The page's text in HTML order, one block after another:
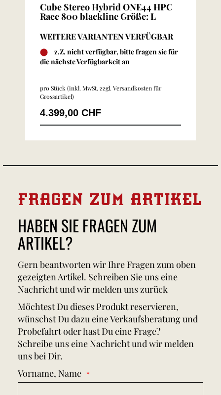
Cube Stereo Hybrid ONE44 HPC
Race 800 blackline Größe: L
WEITERE VARIANTEN VERFÜGBAR
z.Z. nicht verfügbar, bitte fragen sie für
die nächste Verfügbarkeit an
pro Stück (inkl. MwSt. zzgl. Versandkosten für
Grossartikel)
4.399,00 CHF
FRAGEN ZUM ARTIKEL
HABEN SIE FRAGEN ZUM
ARTIKEL?
Gern beantworten wir Ihre Fragen zum oben
gezeigten Artikel. Schreiben Sie uns eine
Nachricht und wir melden uns zurück
Möchtest Du dieses Produkt reservieren,
wünschst Du dazu eine Verkaufsberatung und
Probefahrt oder hast Du eine Frage?
Schreibe uns eine Nachricht und wir melden
uns bei Dir.
Vorname, Name